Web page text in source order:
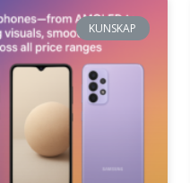
KUNSKAP